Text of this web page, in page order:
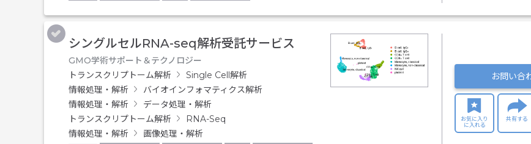
シングルセルRNA-seq解析受託サービス
GMO学術サポート＆テクノロジー
トランスクリプトーム解析
Single Cell解析
情報処理・解析
バイオインフォマティクス解析
情報処理・解析
データ処理・解析
トランスクリプトーム解析
RNA-Seq
情報処理・解析
画像処理・解析
お問い合
お気に入り
に入れる
共有する